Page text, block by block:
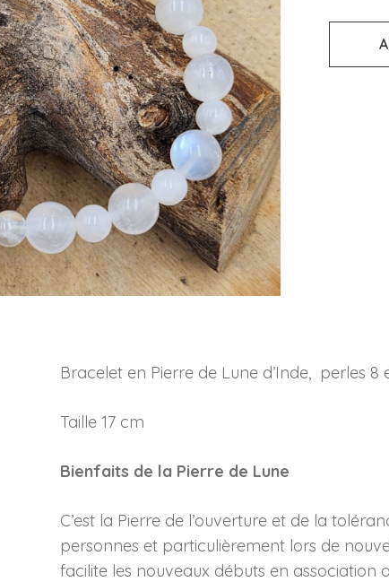
quantité
Bracelet en Pierre de Lune d’Inde, perles
Taille 17 cm
Bienfaits de la Pierre de Lune
C’est la Pierre de l’ouverture et de la
personnes et particulièrement lors de
facilite les nouveaux débuts en association